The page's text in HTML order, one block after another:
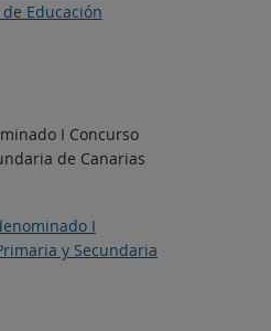
Educación
I Concurso
de Canarias
I
y Secundaria